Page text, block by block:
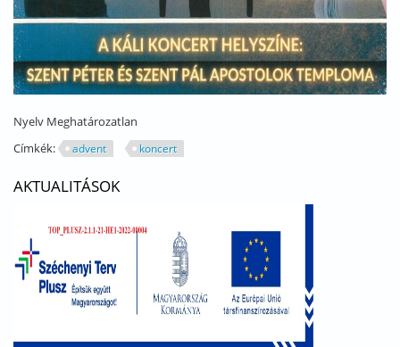
Nyelv Meghatározatlan
Címkék:
advent koncert
AKTUALITÁSOK